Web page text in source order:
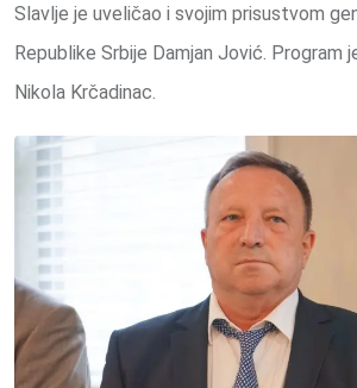
Slavlje je uveličao i svojim prisustvom
Republike Srbije Damjan Jović. Program
Nikola Krčadinac.